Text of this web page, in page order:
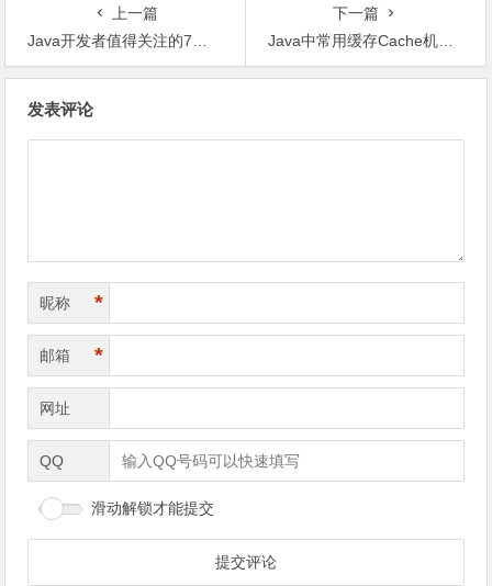
上一篇
Java开发者值得关注的7款新工具
下一篇
Java中常用缓存Cache机制的实现
发表评论
昵称 *
邮箱 *
网址
QQ
滑动解锁才能提交